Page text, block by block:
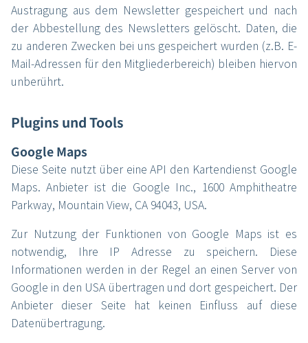
Austragung aus dem Newsletter gespeichert und nach
der Abbestellung des Newsletters gelöscht. Daten, die
zu anderen Zwecken bei uns gespeichert wurden (z.B. E-
Mail-Adressen für den Mitgliederbereich) bleiben hiervon
unberührt.
Plugins und Tools
Google Maps
Diese Seite nutzt über eine API den Kartendienst Google
Maps. Anbieter ist die Google Inc., 1600 Amphitheatre
Parkway, Mountain View, CA 94043, USA.
Zur Nutzung der Funktionen von Google Maps ist es
notwendig, Ihre IP Adresse zu speichern. Diese
Informationen werden in der Regel an einen Server von
Google in den USA übertragen und dort gespeichert. Der
Anbieter dieser Seite hat keinen Einfluss auf diese
Datenübertragung.